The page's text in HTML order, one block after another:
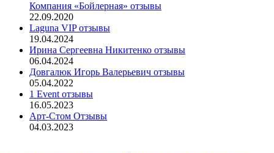
Компания «Бойлерная» отзывы
22.09.2020
Laguna VIP отзывы
19.04.2024
Ирина Сергеевна Никитенко отзывы
06.04.2024
Довгалюк Игорь Валерьевич отзывы
05.04.2022
1 Event отзывы
16.05.2023
Арт-Стом Отзывы
04.03.2023